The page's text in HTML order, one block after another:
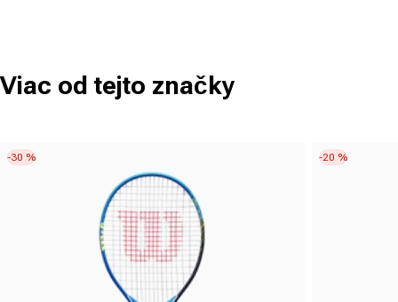
Viac od tejto značky
-30 % -20 %